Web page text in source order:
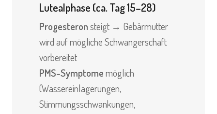
Lutealphase (ca. Tag 15–28)
Progesteronsteigt → Gebärmutter
wird auf mögliche Schwangerschaft
vorbereitet
PMS-Symptomemöglich
(Wassereinlagerungen,
Stimmungsschwankungen,